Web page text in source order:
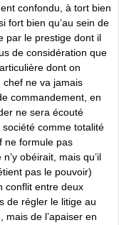
confondu, à tort bien
fort bien qu’au sein de
par le prestige dont il
de considération que
dont on
chef ne va jamais
commandement, en
ne sera écouté
société comme totalité
ne formule pas
obéirait, mais qu’il
pas le pouvoir)
conflit entre deux
de régler le litige au
mais de l’apaiser en